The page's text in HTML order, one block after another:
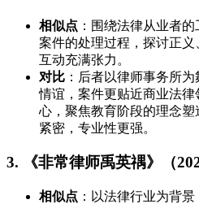
相似点 ：围绕法律从业者
案件的处理过程，探讨正
互动充满张力。
对比 ：后者以律师事务所
情谊，案件更贴近商业法
心，聚焦教育阶段的理念
紧密，专业性更强。
3. 《非常律师禹英禑》（
相似点 ：以法律行业为背